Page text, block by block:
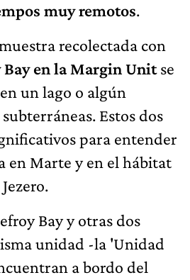
muy remotos.
recolectada con
Bay en la Margin Unitse
un lago o algún
Estos dos
para entender
en Marte y en el hábitat
Bay y otras dos
unidad -la 'Unidad
a bordo del